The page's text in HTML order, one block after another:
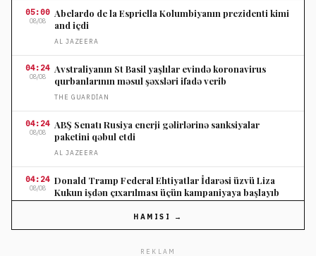
05:00
08/08
Abelardo de la Espriella Kolumbiyanın prezidenti kimi
and içdi
AL JAZEERA
04:24
08/08
Avstraliyanın St Basil yaşlılar evində koronavirus
qurbanlarının məsul şəxsləri ifadə verib
THE GUARDIAN
04:24
08/08
ABŞ Senatı Rusiya enerji gəlirlərinə sanksiyalar
paketini qəbul etdi
AL JAZEERA
04:24
08/08
Donald Tramp Federal Ehtiyatlar İdarəsi üzvü Liza
Kukun işdən çıxarılması üçün kampaniyaya başlayıb
HAMISI →
REKLAM